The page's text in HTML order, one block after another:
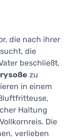
die nach ihrer
die
beschließt,
zu
in einem
Haltung
Die
verlieben